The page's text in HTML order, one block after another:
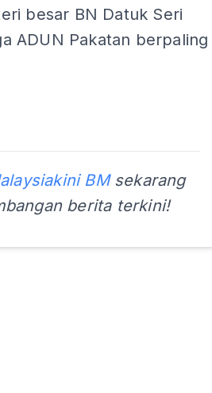
besar BN Datuk Seri
ADUN Pakatan berpaling
BMsekarang
berita terkini!